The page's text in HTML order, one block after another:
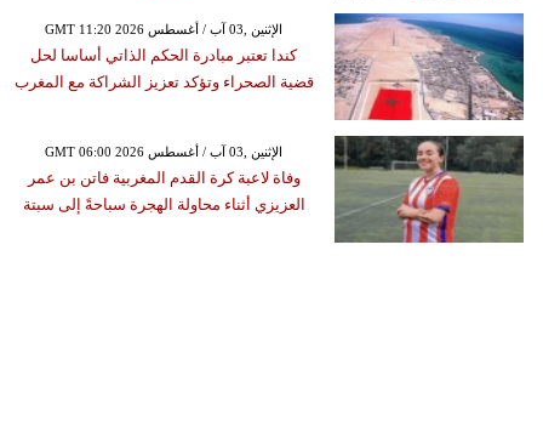
GMT 11:20 2026 الإثنين ,03 آب / أغسطس
كندا تعتبر مبادرة الحكم الذاتي أساسا لحل
قضية الصحراء وتؤكد تعزيز الشراكة مع المغرب
GMT 06:00 2026 الإثنين ,03 آب / أغسطس
وفاة لاعبة كرة القدم المغربية فاتن بن عمر
العزيزي أثناء محاولة الهجرة سباحةً إلى سبتة